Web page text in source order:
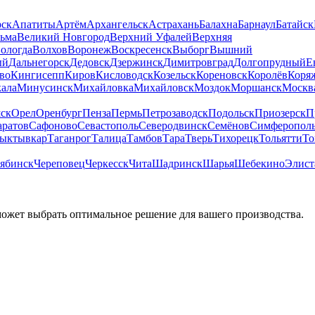
АпатитыАртёмАрхангельскАстраханьБалахнаБарнаулБатайск
Великий НовгородВерхний УфалейВерхняя
ВолховВоронежВоскресенскВыборгВышний
ДальнегорскДедовскДзержинскДимитровградДолгопрудный
КингисеппКировКисловодскКозельскКореновскКоролёв
МинусинскМихайловкаМихайловскМоздокМоршанск
ОрелОренбургПензаПермьПетрозаводскПодольскПриозерск
СафоновоСевастопольСеверодвинскСемёнов
ТаганрогТалицаТамбовТараТверьТихорецкТольятти
ЧереповецЧеркесскЧитаШадринскШарьяШебекино
выбрать оптимальное решение для вашего производства.